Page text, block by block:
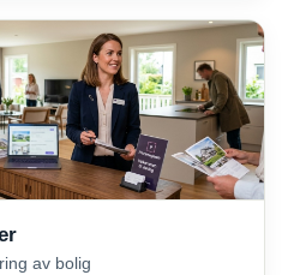
av bolig